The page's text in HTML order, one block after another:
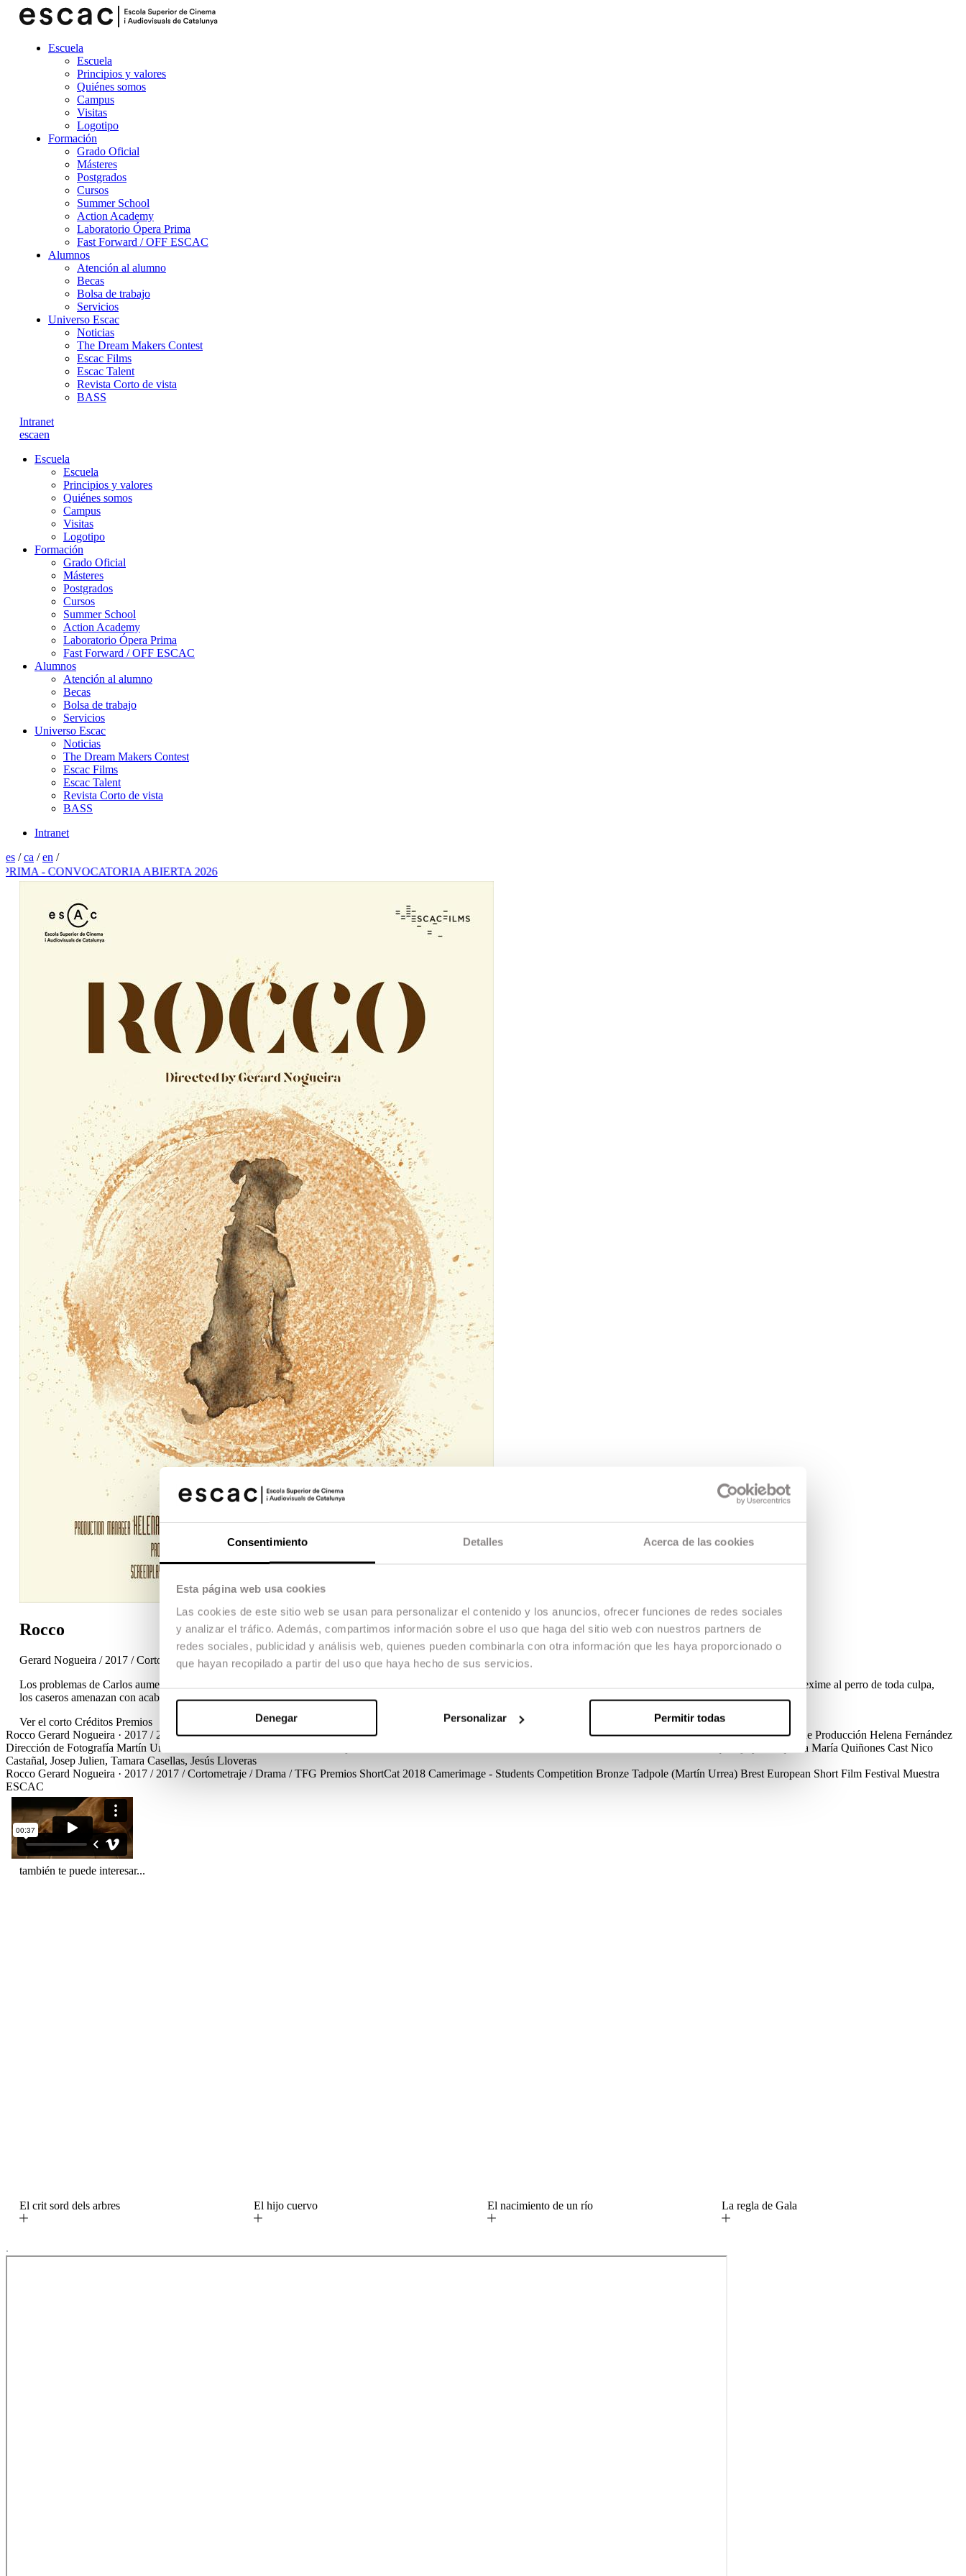
Consentimiento Detalles Acerca de las cookies
Esta página web usa cookies
Las cookies de este sitio web se usan para personalizar el contenido y los anuncios, ofrecer funciones de redes sociales
y analizar el tráfico. Además, compartimos información sobre el uso que haga del sitio web con nuestros partners de
redes sociales, publicidad y análisis web, quienes pueden combinarla con otra información que les haya proporcionado o
que hayan recopilado a partir del uso que haya hecho de sus servicios.
Denegar Personalizar Permitir todas
Escuela
Escuela
Principios y valores
Quiénes somos
Campus
Visitas
Logotipo
Formación
Grado Oficial
Másteres
Postgrados
Cursos
Summer School
Action Academy
Laboratorio Ópera Prima
Fast Forward / OFF ESCAC
Alumnos
Atención al alumno
Becas
Bolsa de trabajo
Servicios
Universo Escac
Noticias
The Dream Makers Contest
Escac Films
Escac Talent
Revista Corto de vista
BASS
Intranet
escaen
Escuela
Escuela
Principios y valores
Quiénes somos
Campus
Visitas
Logotipo
Formación
Grado Oficial
Másteres
Postgrados
Cursos
Summer School
Action Academy
Laboratorio Ópera Prima
Fast Forward / OFF ESCAC
Alumnos
Atención al alumno
Becas
Bolsa de trabajo
Servicios
Universo Escac
Noticias
The Dream Makers Contest
Escac Films
Escac Talent
Revista Corto de vista
BASS
Intranet
es /ca /en /
ABIERTA 2026
Rocco
Gerard Nogueira / 2017 / Cortometraje / Drama / TFG
Los problemas de Carlos aumentan cuando al llegar a casa se entera que Rocco, su perro, ha mordido al hijo de sus caseros. Mientras Luis, su hijo, le cuenta una versión que exime al perro de toda culpa,
los caseros amenazan con acabar con él de una vez por todas. Las circunstancias llevan a Luis a ser el único que puede salvar a Rocco.
Ver el corto Créditos Premios
Rocco Gerard Nogueira · 2017 / 2017 / Cortometraje / Drama / TFGCréditos Dirección Blai Domènech, Manuel Garrote, Gerard Nogueira Dirección de Producción Helena Fernández
Dirección de Fotografía Martín Urrea Maquillaje y Peluquería María Quiñones Cast Nico
Castañal, Josep Julien, Tamara Casellas, Jesús Lloveras
Rocco Gerard Nogueira · 2017 / 2017 / Cortometraje / Drama / TFG Premios ShortCat 2018 Camerimage - Students Competition Bronze Tadpole (Martín Urrea) Brest European Short Film Festival Muestra
ESCAC
también te puede interesar...
El crit sord dels arbres El hijo cuervo El nacimiento de un río La regla de Gala